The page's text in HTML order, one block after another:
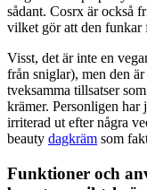
sådant. Cosrx är också
vilket gör att den funkar
Visst, det är inte en
från sniglar), men den
tveksamma tillsatser
krämer. Personligen har
irriterad ut efter några
beauty dagkräm som
Funktioner och